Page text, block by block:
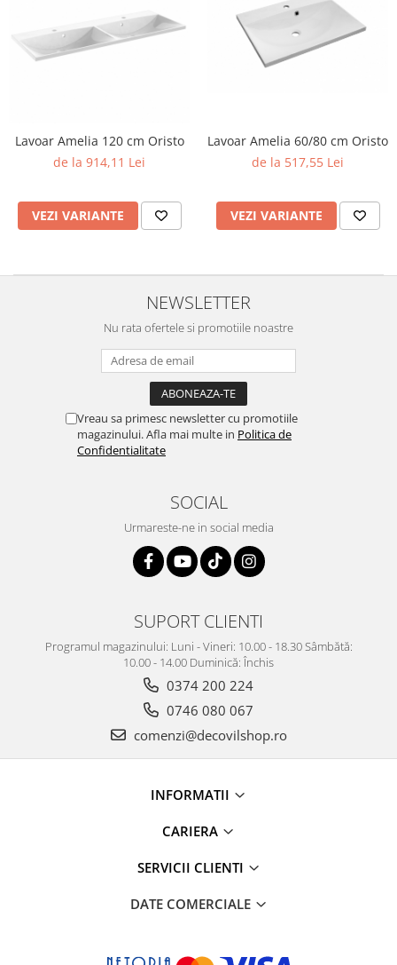
Lavoar Amelia 120 cm Oristo
de la 914,11 Lei
VEZI VARIANTE
Lavoar Amelia 60/80 cm Oristo
de la 517,55 Lei
VEZI VARIANTE
NEWSLETTER
Nu rata ofertele si promotiile noastre
Vreau sa primesc newsletter cu promotiile
magazinului. Afla mai multe in Politica de
Confidentialitate
SOCIAL
Urmareste-ne in social media
SUPORT CLIENTI
Programul magazinului: Luni - Vineri: 10.00 - 18.30 Sâmbătă:
10.00 - 14.00 Duminică: Închis
0374 200 224
0746 080 067
comenzi@decovilshop.ro
INFORMATII
CARIERA
SERVICII CLIENTI
DATE COMERCIALE